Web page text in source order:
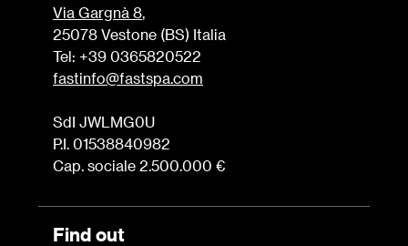
Via Gargnà 8,
25078 Vestone (BS) Italia
Tel: +39 0365820522
fastinfo@fastspa.com
SdI JWLMG0U
P.I. 01538840982
Cap. sociale 2.500.000 €
Find out